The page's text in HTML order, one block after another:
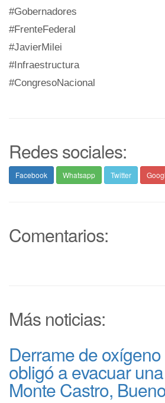
#Gobernadores
#FrenteFederal
#JavierMilei
#Infraestructura
#CongresoNacional
Redes sociales:
Facebook Whatsapp Twitter
Comentarios:
Más noticias:
Derrame de
obligó a evacuar
Monte Castro,